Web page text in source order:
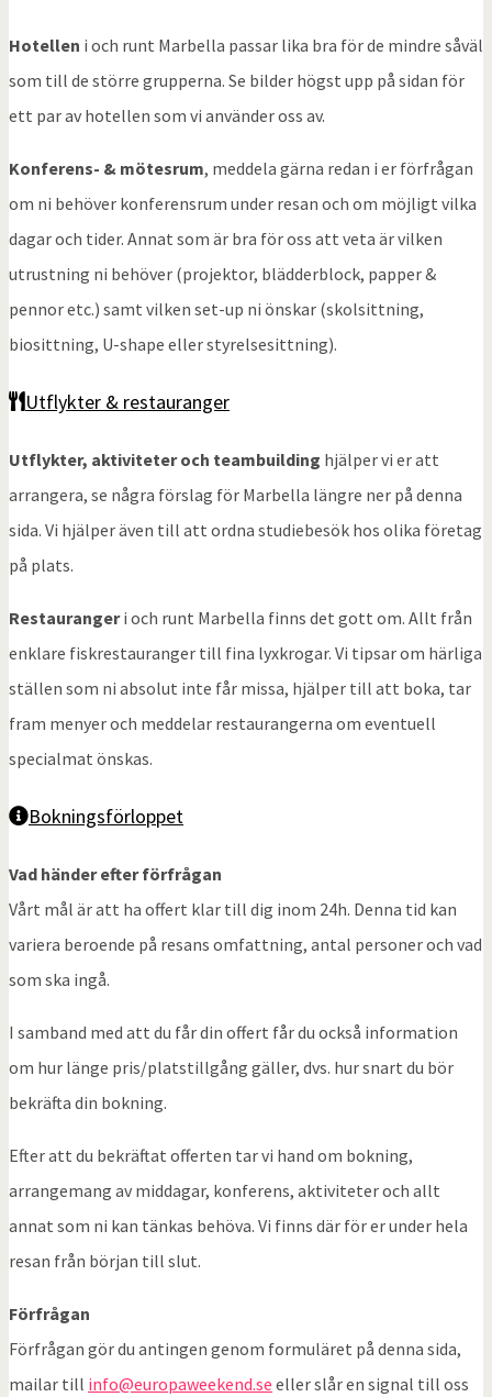
Hotellen i och runt Marbella passar lika bra för de mindre såväl
som till de större grupperna. Se bilder högst upp på sidan för
ett par av hotellen som vi använder oss av.
Konferens- & mötesrum, meddela gärna redan i er förfrågan
om ni behöver konferensrum under resan och om möjligt vilka
dagar och tider. Annat som är bra för oss att veta är vilken
utrustning ni behöver (projektor, blädderblock, papper &
pennor etc.) samt vilken set-up ni önskar (skolsittning,
biosittning, U-shape eller styrelsesittning).
Utflykter & restauranger
Utflykter, aktiviteter och teambuilding hjälper vi er att
arrangera, se några förslag för Marbella längre ner på denna
sida. Vi hjälper även till att ordna studiebesök hos olika företag
på plats.
Restaurangeri och runt Marbella finns det gott om. Allt från
enklare fiskrestauranger till fina lyxkrogar. Vi tipsar om härliga
ställen som ni absolut inte får missa, hjälper till att boka, tar
fram menyer och meddelar restaurangerna om eventuell
specialmat önskas.
Bokningsförloppet
Vad händer efter förfrågan
Vårt mål är att ha offert klar till dig inom 24h. Denna tid kan
variera beroende på resans omfattning, antal personer och vad
som ska ingå.
I samband med att du får din offert får du också information
om hur länge pris/platstillgång gäller, dvs. hur snart du bör
bekräfta din bokning.
Efter att du bekräftat offerten tar vi hand om bokning,
arrangemang av middagar, konferens, aktiviteter och allt
annat som ni kan tänkas behöva. Vi finns där för er under hela
resan från början till slut.
Förfrågan
Förfrågan gör du antingen genom formuläret på denna sida,
mailar till info@europaweekend.se eller slår en signal till oss